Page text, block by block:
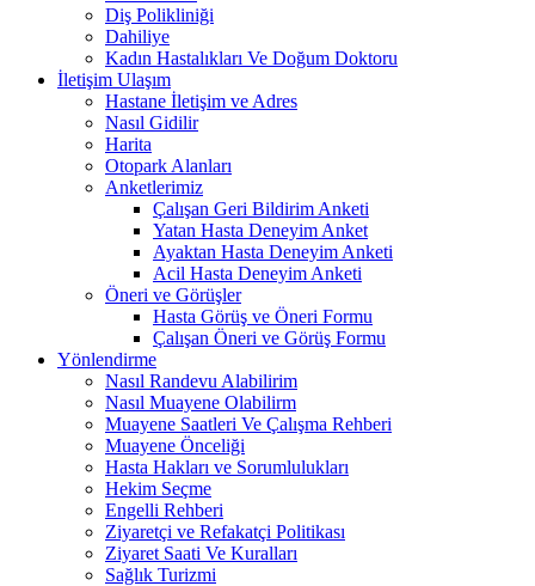
Diş Polikliniği
Dahiliye
Kadın Hastalıkları Ve Doğum Doktoru
İletişim Ulaşım
Hastane İletişim ve Adres
Nasıl Gidilir
Harita
Otopark Alanları
Anketlerimiz
Çalışan Geri Bildirim Anketi
Yatan Hasta Deneyim Anket
Ayaktan Hasta Deneyim Anketi
Acil Hasta Deneyim Anketi
Öneri ve Görüşler
Hasta Görüş ve Öneri Formu
Çalışan Öneri ve Görüş Formu
Yönlendirme
Nasıl Randevu Alabilirim
Nasıl Muayene Olabilirm
Muayene Saatleri Ve Çalışma Rehberi
Muayene Önceliği
Hasta Hakları ve Sorumlulukları
Hekim Seçme
Engelli Rehberi
Ziyaretçi ve Refakatçi Politikası
Ziyaret Saati Ve Kuralları
Sağlık Turizmi